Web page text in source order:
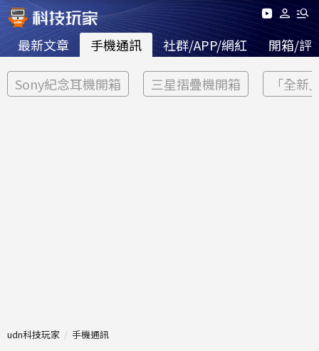
最新文章 手機通訊 社群/APP/網紅 開箱/評
Sony紀念耳機開箱 三星摺疊機開箱 「全新
udn科技玩家 手機通訊